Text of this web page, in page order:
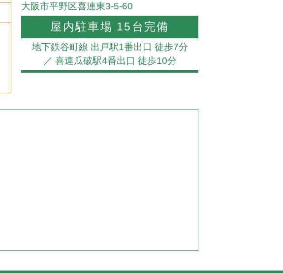
大阪市平野区喜連東3-5-60
屋内駐車場 15台完備
地下鉄谷町線 出戸駅1番出口 徒歩7分
／ 喜連瓜破駅4番出口 徒歩10分